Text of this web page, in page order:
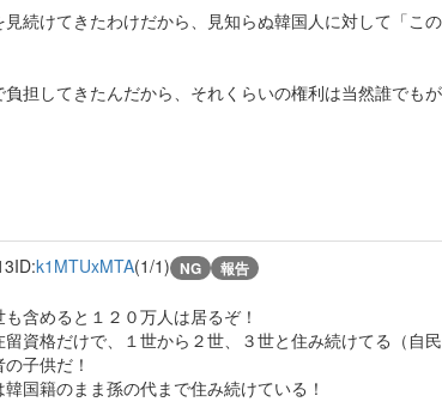
続けてきたわけだから、見知らぬ韓国人に対して「こ
担してきたんだから、それくらいの権利は当然誰でもが
ID:k1MTUxMTA(1/1) NG 報告
含めると１２０万人は居るぞ！
資格だけで、１世から２世、３世と住み続けてる（自民
子供だ！
国籍のまま孫の代まで住み続けている！